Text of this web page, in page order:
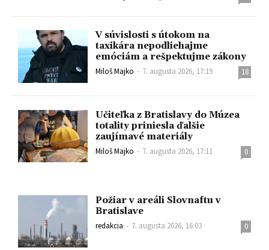
V súvislosti s útokom na
taxikára nepodliehajme
emóciám a rešpektujme zákony
Miloš Majko - 7. augusta 2026, 17:19 18
Učiteľka z Bratislavy do Múzea
totality priniesla ďalšie
zaujímavé materiály
Miloš Majko - 7. augusta 2026, 17:11 0
Požiar v areáli Slovnaftu v
Bratislave
redakcia - 7. augusta 2026, 16:03 0